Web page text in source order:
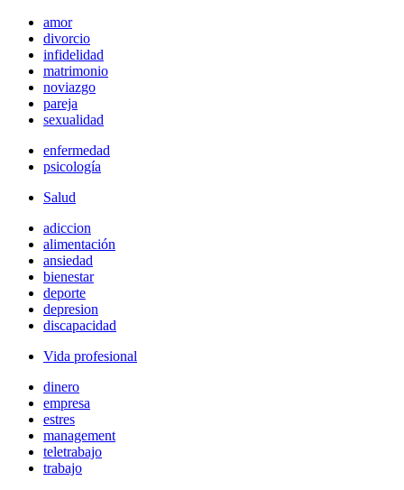
amor
divorcio
infidelidad
matrimonio
noviazgo
pareja
sexualidad
enfermedad
psicología
Salud
adiccion
alimentación
ansiedad
bienestar
deporte
depresion
discapacidad
Vida profesional
dinero
empresa
estres
management
teletrabajo
trabajo